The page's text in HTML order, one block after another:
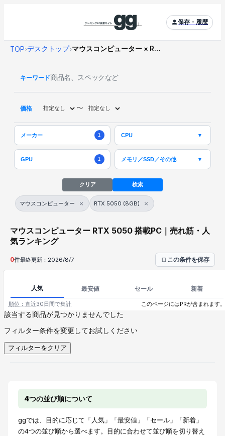
保存・履歴
TOP›デスクトップ› マウスコンピューター × RTX 5050 (8GB)
キーワード
価格 〜
メーカー 1 CPU ▼
GPU 1 メモリ／SSD／その他 ▼
クリア 検索
マウスコンピューター × RTX 5050 (8GB) ×
マウスコンピューター RTX 5050 搭載PC｜売れ筋・人
気ランキング
0件最終更新： 2026/8/7 この条件を保存
人気 最安値 セール 新着
順位：直近30日間で集計 このページにはPRが含まれます。
該当する商品が見つかりませんでした
フィルター条件を変更してお試しください
フィルターをクリア
4つの並び順について
ggでは、目的に応じて「人気」「最安値」「セール」「新着」
の4つの並び順から選べます。目的に合わせて並び順を切り替え